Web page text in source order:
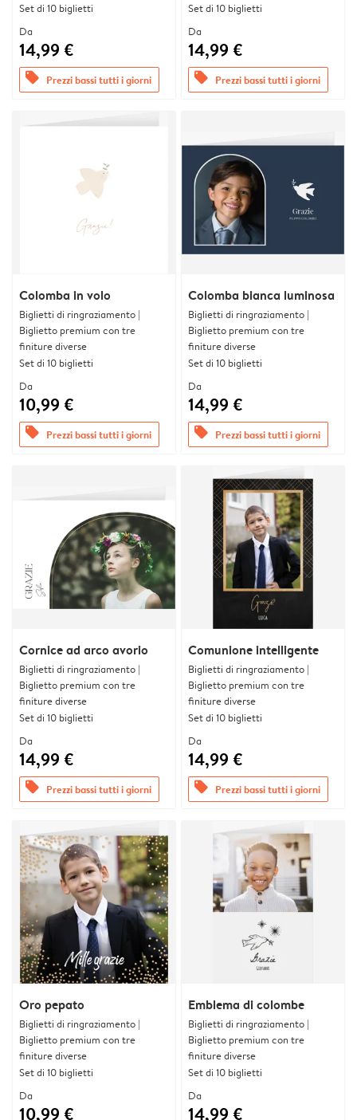
Set di 10 biglietti
Da
14,99 €
offers Prezzi bassi tutti i giorni
Set di 10 biglietti
Da
14,99 €
offers Prezzi bassi tutti i giorni
Colomba in volo
Biglietti di ringraziamento |
Biglietto premium con tre
finiture diverse
Set di 10 biglietti
Da
10,99 €
offers Prezzi bassi tutti i giorni
Colomba bianca luminosa
Biglietti di ringraziamento |
Biglietto premium con tre
finiture diverse
Set di 10 biglietti
Da
14,99 €
offers Prezzi bassi tutti i giorni
Cornice ad arco avorio
Biglietti di ringraziamento |
Biglietto premium con tre
finiture diverse
Set di 10 biglietti
Da
14,99 €
offers Prezzi bassi tutti i giorni
Comunione intelligente
Biglietti di ringraziamento |
Biglietto premium con tre
finiture diverse
Set di 10 biglietti
Da
14,99 €
offers Prezzi bassi tutti i giorni
Oro pepato
Biglietti di ringraziamento |
Biglietto premium con tre
finiture diverse
Set di 10 biglietti
Da
10,99 €
Emblema di colombe
Biglietti di ringraziamento |
Biglietto premium con tre
finiture diverse
Set di 10 biglietti
Da
14,99 €